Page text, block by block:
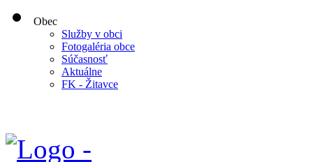
Obec
Služby v obci
Fotogaléria obce
Súčasnosť
Aktuálne
FK - Žitavce